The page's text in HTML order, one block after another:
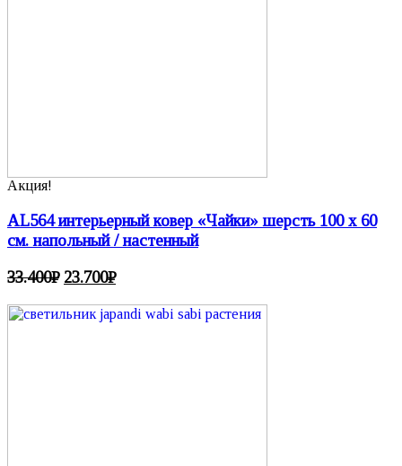
Акция!
AL564 интерьерный ковер «Чайки» шерсть 100 х 60
см. напольный / настенный
33.400₽ 23.700₽